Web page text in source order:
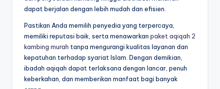
dapat berjalan dengan lebih mudah dan efisien.
Pastikan Anda memilih penyedia yang terpercaya,
memiliki reputasi baik, serta menawarkan paket aqiqah 2
kambing murah tanpa mengurangi kualitas layanan dan
kepatuhan terhadap syariat Islam. Dengan demikian,
ibadah aqiqah dapat terlaksana dengan lancar, penuh
keberkahan, dan memberikan manfaat bagi banyak